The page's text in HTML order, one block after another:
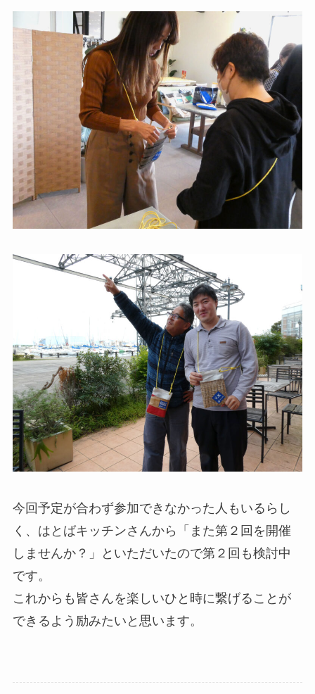
今回予定が合わず参加できなかった人もいるらし
く、はとばキッチンさんから「また第２回を開催
しませんか？」といただいたので第２回も検討中
です。
これからも皆さんを楽しいひと時に繋げることが
できるよう励みたいと思います。